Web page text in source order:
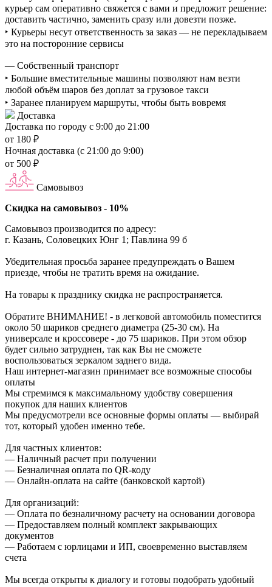
курьер сам оперативно свяжется с вами и предложит решение:
доставить частично, заменить сразу или довезти позже.
‣ Курьеры несут ответственность за заказ — не перекладываем
это на посторонние сервисы
— Собственный транспорт
‣ Большие вместительные машины позволяют нам везти
любой объём шаров без доплат за грузовое такси
‣ Заранее планируем маршруты, чтобы быть вовремя
Доставка
Доставка по городу с 9:00 до 21:00
от 180 ₽
Ночная доставка (с 21:00 до 9:00)
от 500 ₽
Самовывоз
Скидка на самовывоз - 10%
Самовывоз производится по адресу:
г. Казань, Соловецких Юнг 1; Павлина 99 б
Убедительная просьба заранее предупреждать о Вашем
приезде, чтобы не тратить время на ожидание.
На товары к празднику скидка не распространяется.
Обратите ВНИМАНИЕ! - в легковой автомобиль поместится
около 50 шариков среднего диаметра (25-30 см). На
универсале и кроссовере - до 75 шариков. При этом обзор
будет сильно затруднен, так как Вы не сможете
воспользоваться зеркалом заднего вида.
Наш интернет-магазин принимает все возможные способы
оплаты
Мы стремимся к максимальному удобству совершения
покупок для наших клиентов
Мы предусмотрели все основные формы оплаты — выбирай
тот, который удобен именно тебе.
Для частных клиентов:
— Наличный расчет при получении
— Безналичная оплата по QR-коду
— Онлайн-оплата на сайте (банковской картой)
Для организаций:
— Оплата по безналичному расчету на основании договора
— Предоставляем полный комплект закрывающих
документов
— Работаем с юрлицами и ИП, своевременно выставляем
счета
Мы всегда открыты к диалогу и готовы подобрать удобный